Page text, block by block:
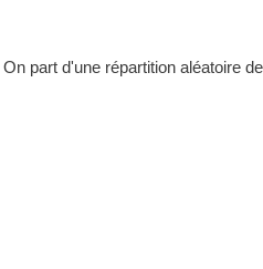
part d'une répartition aléatoire